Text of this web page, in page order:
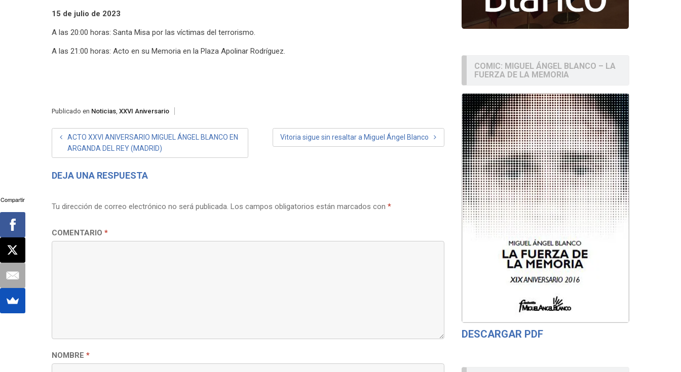
15 de julio de 2023
A las 20:00 horas: Santa Misa por las víctimas del terrorismo.
A las 21:00 horas: Acto en su Memoria en la Plaza Apolinar Rodríguez.
Publicado en Noticias XXVI Aniversario
NAVEGACIÓN
DE
ENTRADAS
ACTO XXVI ANIVERSARIO MIGUEL ÁNGEL BLANCO EN
ARGANDA DEL REY (MADRID)
Vitoria sigue sin resaltar a Miguel Ángel Blanco
DEJA UNA RESPUESTA
Tu dirección de correo electrónico no será publicada. Los campos obligatorios están marcados con *
COMENTARIO *
NOMBRE *
COMIC: MIGUEL ÁNGEL BLANCO – LA
FUERZA DE LA MEMORIA
DESCARGAR PDF
Compartir